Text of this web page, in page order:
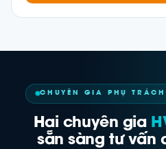
CHUYÊN GIA PHỤ
Hai chuyên gia
sẵn sàng tư vấn